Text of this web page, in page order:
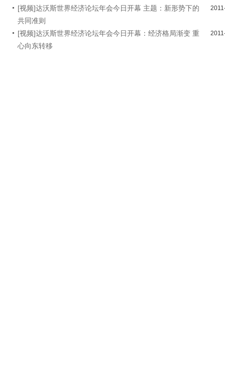
[视频]达沃斯世界经济论坛年会今日开幕 主题：新形势下的
共同准则
[视频]达沃斯世界经济论坛年会今日开幕：经济格局渐变 重
心向东转移